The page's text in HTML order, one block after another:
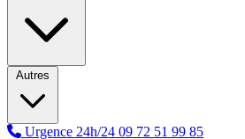
Autres
Urgence 24h/24 09 72 51 99 85